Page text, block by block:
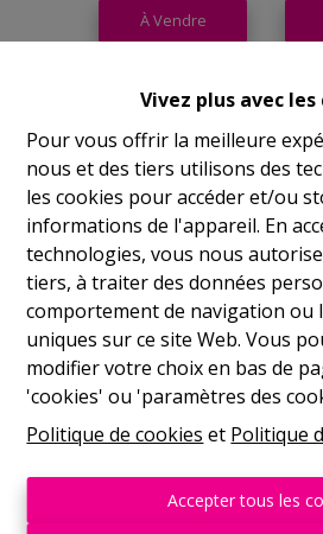
Vivez plus avec les
Pour vous offrir la meilleure
nous et des tiers utilisons des
les cookies pour accéder et/ou
informations de l'appareil. En
technologies, vous nous
tiers, à traiter des données
comportement de navigation ou
uniques sur ce site Web. Vous
modifier votre choix en bas de
'cookies' ou 'paramètres des
Politique de cookies et Politique
Accepter tous les
À Vendre
Philippeville
Rue de France, 37
Lu
14h-17h
Ma
9h-12h 14h-17h
Mer
9h-12h 14h-17h
Je
9h-12h 14h-17h
Ve
9h-12h
Sam
10h-13h